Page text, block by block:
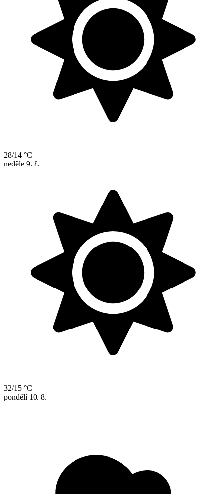
28/14 °C
neděle 9. 8.
32/15 °C
pondělí 10. 8.